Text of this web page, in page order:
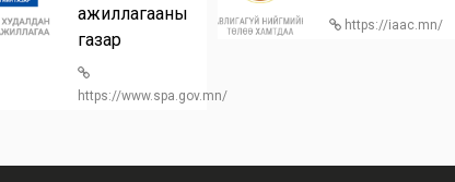
ажиллагааны
газар
https://www.spa.gov.mn/
https://iaac.mn/